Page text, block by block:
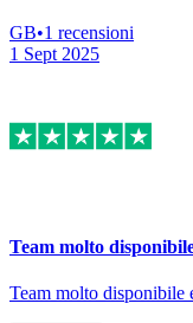
GB•1 recensioni
1 Sept 2025
Team molto
Team molto disponibile